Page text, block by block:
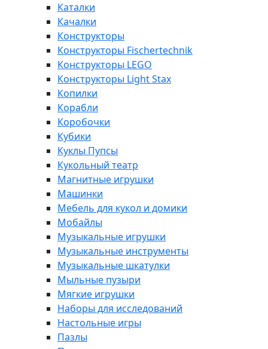
Каталки
Качалки
Конструкторы
Конструкторы Fisсhertechnik
Конструкторы LEGO
Конструкторы Light Stax
Копилки
Корабли
Коробочки
Кубики
Куклы Пупсы
Кукольный театр
Магнитные игрушки
Машинки
Мебель для кукол и домики
Мобайлы
Музыкальные игрушки
Музыкальные инструменты
Музыкальные шкатулки
Мыльные пузыри
Мягкие игрушки
Наборы для исследований
Настольные игры
Пазлы